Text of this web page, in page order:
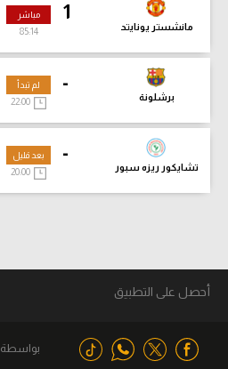
1
مانشستر يونايتد
مباشر
85:16
-
برشلونة
لم تبدأ
-
تشايكور ريزه سبور
بعد قليل
أحصل على التطبيق
بواسطة